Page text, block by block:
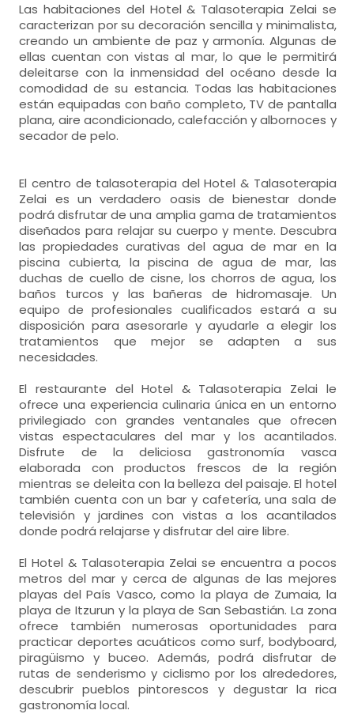
Las habitaciones del Hotel & Talasoterapia Zelai se
caracterizan por su decoración sencilla y minimalista,
creando un ambiente de paz y armonía. Algunas de
ellas cuentan con vistas al mar, lo que le permitirá
deleitarse con la inmensidad del océano desde la
comodidad de su estancia. Todas las habitaciones
están equipadas con baño completo, TV de pantalla
plana, aire acondicionado, calefacción y albornoces y
secador de pelo.
El centro de talasoterapia del Hotel & Talasoterapia
Zelai es un verdadero oasis de bienestar donde
podrá disfrutar de una amplia gama de tratamientos
diseñados para relajar su cuerpo y mente. Descubra
las propiedades curativas del agua de mar en la
piscina cubierta, la piscina de agua de mar, las
duchas de cuello de cisne, los chorros de agua, los
baños turcos y las bañeras de hidromasaje. Un
equipo de profesionales cualificados estará a su
disposición para asesorarle y ayudarle a elegir los
tratamientos que mejor se adapten a sus
necesidades.
El restaurante del Hotel & Talasoterapia Zelai le
ofrece una experiencia culinaria única en un entorno
privilegiado con grandes ventanales que ofrecen
vistas espectaculares del mar y los acantilados.
Disfrute de la deliciosa gastronomía vasca
elaborada con productos frescos de la región
mientras se deleita con la belleza del paisaje. El hotel
también cuenta con un bar y cafetería, una sala de
televisión y jardines con vistas a los acantilados
donde podrá relajarse y disfrutar del aire libre.
El Hotel & Talasoterapia Zelai se encuentra a pocos
metros del mar y cerca de algunas de las mejores
playas del País Vasco, como la playa de Zumaia, la
playa de Itzurun y la playa de San Sebastián. La zona
ofrece también numerosas oportunidades para
practicar deportes acuáticos como surf, bodyboard,
piragüismo y buceo. Además, podrá disfrutar de
rutas de senderismo y ciclismo por los alrededores,
descubrir pueblos pintorescos y degustar la rica
gastronomía local.